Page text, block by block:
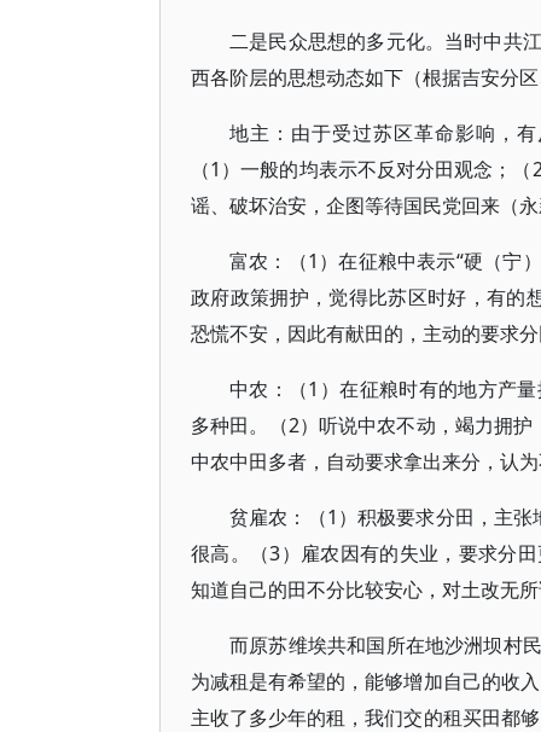
二是民众思想的多元化。当时中共
西各阶层的思想动态如下（根据吉安分
地主：由于受过苏区革命影响，
（1）一般的均表示不反对分田观念；
谣、破坏治安，企图等待国民党回来（
富农：（1）在征粮中表示“硬（宁
政府政策拥护，觉得比苏区时好，有的
恐慌不安，因此有献田的，主动的要求
中农：（1）在征粮时有的地方产
多种田。（2）听说中农不动，竭力拥
中农中田多者，自动要求拿出来分，认
贫雇农：（1）积极要求分田，主
很高。（3）雇农因有的失业，要求分
知道自己的田不分比较安心，对土改无
而原苏维埃共和国所在地沙洲坝村
为减租是有希望的，能够增加自己的收
主收了多少年的租，我们交的租买田都